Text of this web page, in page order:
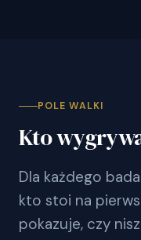
POLE WALKI
Kto
Dla każdego
kto stoi na
pokazuje, czy